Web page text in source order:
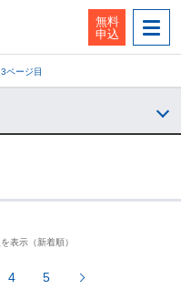
無料
申込
3ページ目
表示（新着順）
4 5